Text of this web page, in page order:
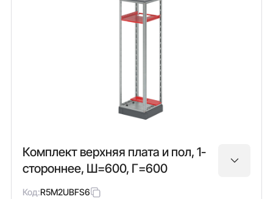
Комплект верхняя плата и пол, 1-
стороннее, Ш=600, Г=600
Код:R5M2UBFS6